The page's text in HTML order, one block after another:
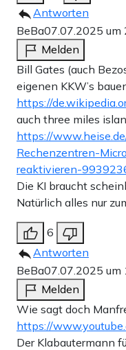
Antworten
BeBa07.07.2025 um
Melden
Bill Gates (auch
eigenen KKW’s
https://
auch three miles
https://
Rechenzentren-
reaktivieren-
Die KI braucht
Natürlich alles nur
6
Antworten
BeBa07.07.2025 um
Melden
Wie sagt doch
https://
Der Klabautermann